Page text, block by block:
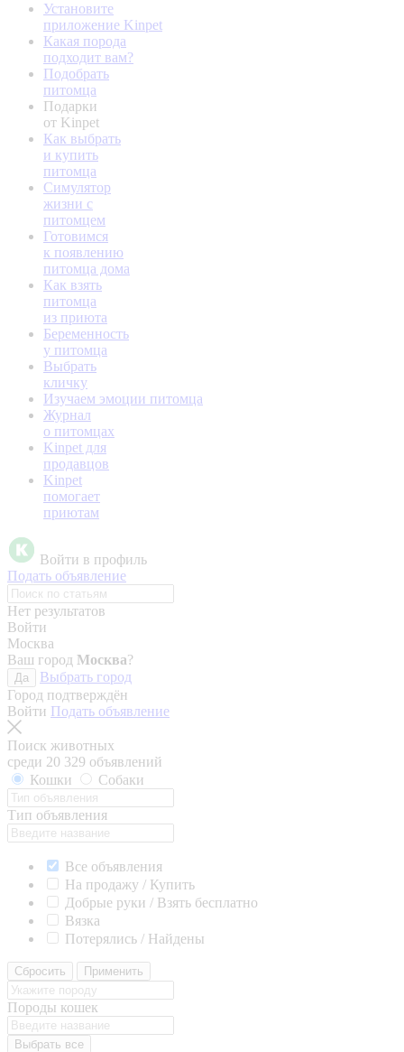
Установите
приложение Kinpet
Какая порода
подходит вам?
Подобрать
питомца
Подарки
от Kinpet
Как выбрать
и купить
питомца
Симулятор
жизни с
питомцем
Готовимся
к появлению
питомца дома
Как взять
питомца
из приюта
Беременность
у питомца
Выбрать
кличку
Изучаем эмоции питомца
Журнал
о питомцах
Kinpet для
продавцов
Kinpet
помогает
приютам
Войти в профиль
Подать объявление
Нет результатов
Войти
Москва
Ваш город Москва?
Да
Выбрать город
Город подтверждён
Войти Подать объявление
Поиск животных
среди 20 329 объявлений
Кошки
Собаки
Тип объявления
Все объявления
На продажу / Купить
Добрые руки / Взять бесплатно
Вязка
Потерялись / Найдены
Сбросить Применить
Породы кошек
Выбрать все